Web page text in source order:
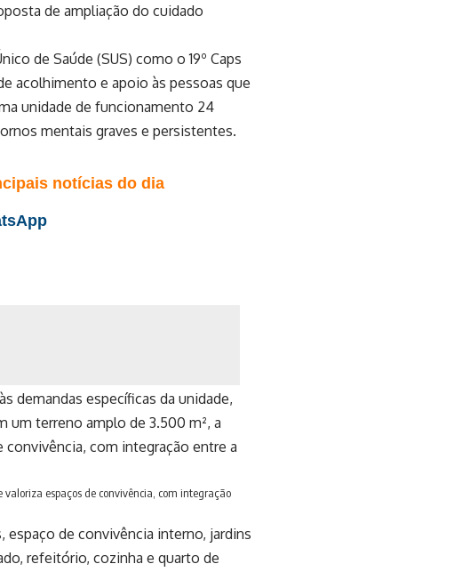
de ampliação do cuidado
de Saúde (SUS) como o 19º Caps
acolhimento e apoio às pessoas que
unidade de funcionamento 24
mentais graves e persistentes.
notícias do dia
demandas específicas da unidade,
um terreno amplo de 3.500 m², a
com integração entre a
espaços de convivência, com integração
de convivência interno, jardins
refeitório, cozinha e quarto de